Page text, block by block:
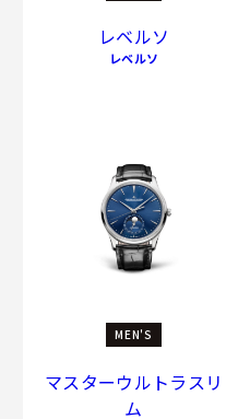
レベルソ
レベルソ
MEN'S
マスターウルトラスリ
ム